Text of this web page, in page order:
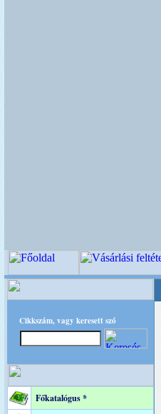
Cikkszám, vagy keresett szó
Főkatalógus *